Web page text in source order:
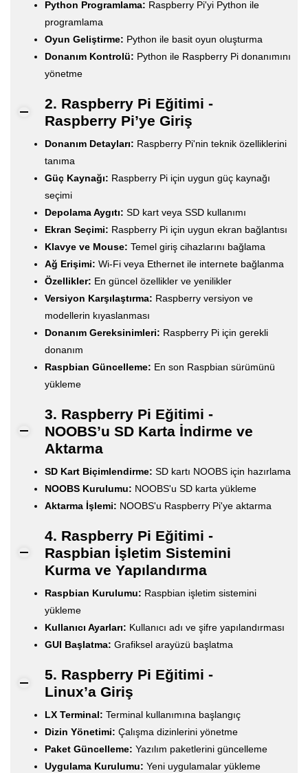
Python Programlama: Raspberry Pi'yi Python ile
programlama
Oyun Geliştirme: Python ile basit oyun oluşturma
Donanım Kontrolü: Python ile Raspberry Pi donanımını
yönetme
2. Raspberry Pi Eğitimi -
Raspberry Pi’ye Giriş
Donanım Detayları: Raspberry Pi'nin teknik özelliklerini
tanıma
Güç Kaynağı: Raspberry Pi için uygun güç kaynağı
seçimi
Depolama Aygıtı: SD kart veya SSD kullanımı
Ekran Seçimi: Raspberry Pi için uygun ekran bağlantısı
Klavye ve Mouse: Temel giriş cihazlarını bağlama
Ağ Erişimi: Wi-Fi veya Ethernet ile internete bağlanma
Özellikler: En güncel özellikler ve yenilikler
Versiyon Karşılaştırma: Raspberry versiyon ve
modellerin kıyaslanması
Donanım Gereksinimleri: Raspberry Pi için gerekli
donanım
Raspbian Güncelleme: En son Raspbian sürümünü
yükleme
3. Raspberry Pi Eğitimi -
NOOBS’u SD Karta İndirme ve
Aktarma
SD Kart Biçimlendirme: SD kartı NOOBS için hazırlama
NOOBS Kurulumu: NOOBS'u SD karta yükleme
Aktarma İşlemi: NOOBS'u Raspberry Pi'ye aktarma
4. Raspberry Pi Eğitimi -
Raspbian İşletim Sistemini
Kurma ve Yapılandırma
Raspbian Kurulumu: Raspbian işletim sistemini
yükleme
Kullanıcı Ayarları: Kullanıcı adı ve şifre yapılandırması
GUI Başlatma: Grafiksel arayüzü başlatma
5. Raspberry Pi Eğitimi -
Linux’a Giriş
LX Terminal: Terminal kullanımına başlangıç
Dizin Yönetimi: Çalışma dizinlerini yönetme
Paket Güncelleme: Yazılım paketlerini güncelleme
Uygulama Kurulumu: Yeni uygulamalar yükleme